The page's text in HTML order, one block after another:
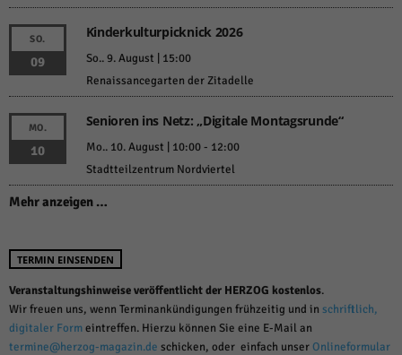
SO.
09
Kinderkulturpicknick 2026
So.. 9. August | 15:00
Renaissancegarten der Zitadelle
MO.
10
Senioren ins Netz: „Digitale Montagsrunde“
Mo.. 10. August | 10:00- 12:00
Stadtteilzentrum Nordviertel
Mehr anzeigen …
TERMIN EINSENDEN
Veranstaltungshinweise veröffentlicht der HERZOG kostenlos.
Wir freuen uns, wenn Terminankündigungen frühzeitig und in schriftlich,
digitaler Formeintreffen. Hierzu können Sie eine E-Mail an
termine@herzog-magazin.de schicken, oder einfach unserOnlineformular